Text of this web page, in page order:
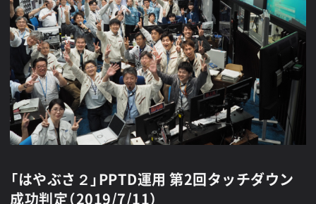
「はやぶさ２」PPTD運用 第2回タッチダウン
成功判定（2019/7/11）